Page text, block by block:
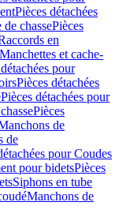
Pièces détachées
chassePièces
en
Manchettes et cache-
pour
Pièces détachées
Pièces détachées pour
Pièces
de
de
pour Coudes
pour bidetsPièces
Siphons en tube
Manchons de